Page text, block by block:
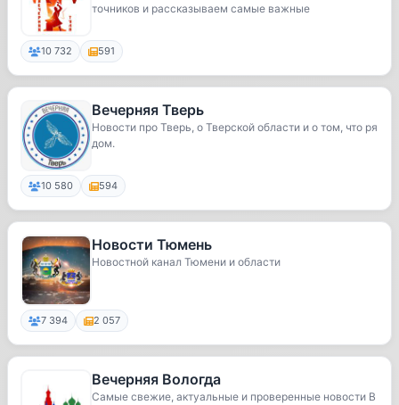
точников и рассказываем самые важные
10 732 591
Вечерняя Тверь
Новости про Тверь, о Тверской области и о том, что ря
дом.
10 580 594
Новости Тюмень
Новостной канал Тюмени и области
7 394 2 057
Вечерняя Вологда
Самые свежие, актуальные и проверенные новости В